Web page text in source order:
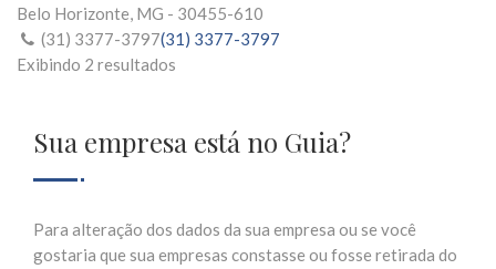
Belo Horizonte, MG - 30455-610
(31) 3377-3797(31) 3377-3797
Exibindo 2 resultados
Sua empresa está no Guia?
Para alteração dos dados da sua empresa ou se você
gostaria que sua empresas constasse ou fosse retirada do